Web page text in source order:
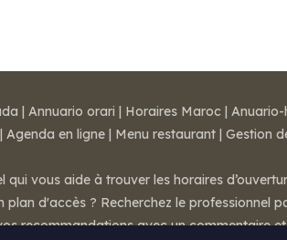
| Annuario orari | Horaires Maroc |
| Agenda en ligne | Menu restaurant | Gestion
vous aide à trouver les horaires
plan d'accès ? Recherchez le
recommandations avec un commentaire